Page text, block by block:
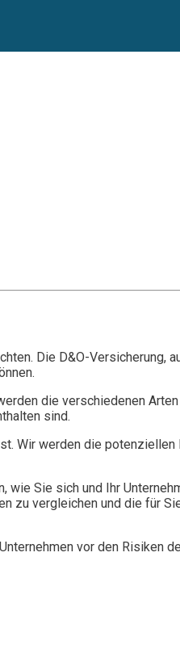
Die D&O-Versicherung,
die verschiedenen
sind.
Wir werden die
Sie sich und Ihr
zu vergleichen und die für
vor den Risiken